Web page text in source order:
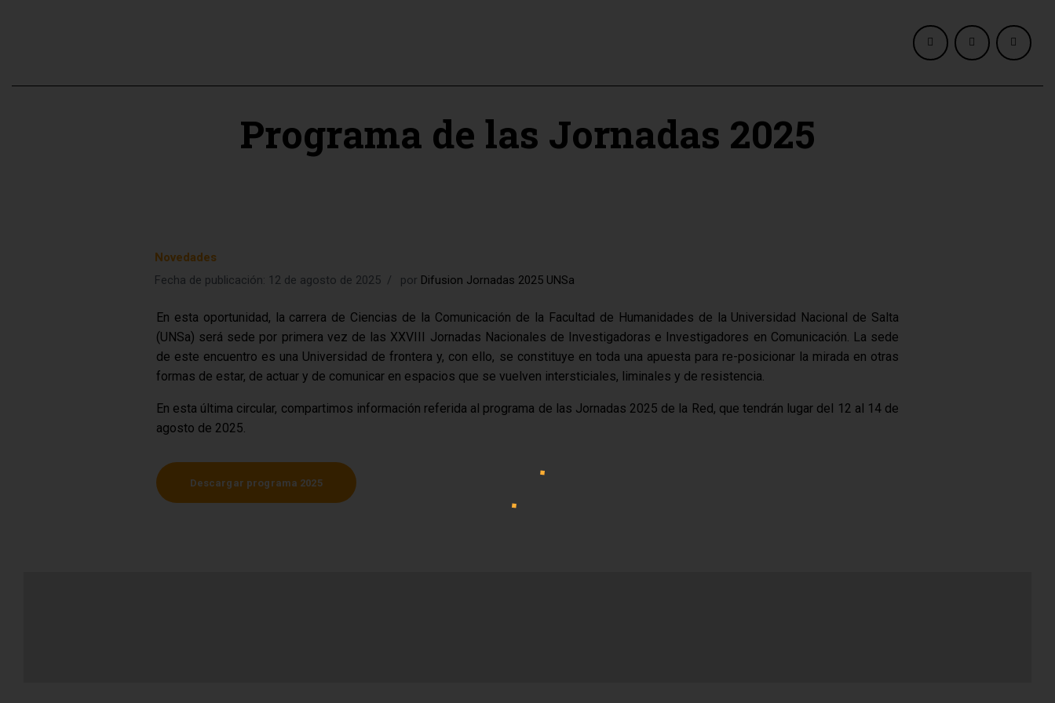
Programa de las Jornadas 2025
Novedades
Fecha de publicación: 12 de agosto de 2025
por Difusion Jornadas 2025 UNSa
En esta oportunidad, la carrera de Ciencias de la Comunicación de la Facultad de Humanidades de la Universidad Nacional de Salta
(UNSa) será sede por primera vez de las XXVIII Jornadas Nacionales de Investigadoras e Investigadores en Comunicación. La sede
de este encuentro es una Universidad de frontera y, con ello, se constituye en toda una apuesta para re-posicionar la mirada en otras
formas de estar, de actuar y de comunicar en espacios que se vuelven intersticiales, liminales y de resistencia.
En esta última circular, compartimos información referida al programa de las Jornadas 2025 de la Red, que tendrán lugar del 12 al 14 de
agosto de 2025.
Descargar programa 2025